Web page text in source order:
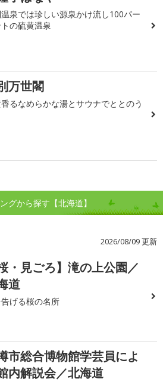
泉では珍しい源泉かけ流し100パー
の硫黄温泉
万世閣
るなめらかな湯とサウナでととのう
グから探す【北海道】
2026/08/09 更新
桜・見ごろ】滝の上公園／
道
げる桜の名所
市総合博物館学芸員によ
内解説会／北海道